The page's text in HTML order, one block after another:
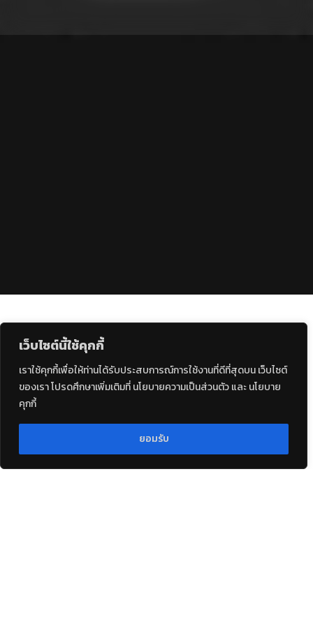
เว็บไซต์นี้ใช้คุกกี้
เราใช้คุกกี้เพื่อให้ท่านได้รับประสบการณ์การใช้งานที่ดีที่สุดบน เว็บไซต์
ของเรา โปรดศึกษาเพิ่มเติมที่ นโยบายความเป็นส่วนตัว และ นโยบาย
คุกกี้
ยอมรับ